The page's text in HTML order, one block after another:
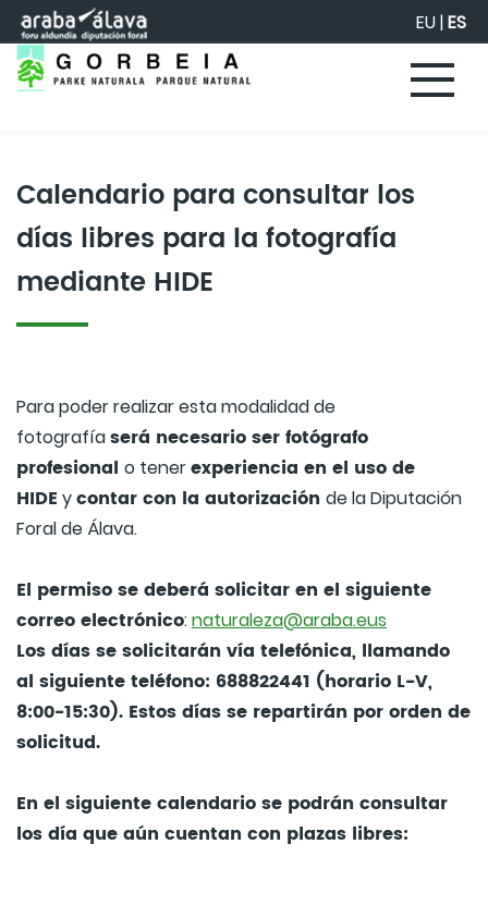
Saltar al contenido principal EU|ES
Calendario para consultar los
días libres para la fotografía
mediante HIDE
Para poder realizar esta modalidad de
fotografíaserá necesario ser fotógrafo
profesional o tenerexperiencia en el uso de
HIDE ycontar con la autorización de la Diputación
Foral de Álava.
El permiso se deberá solicitar en el siguiente
correo electrónico:naturaleza@araba.eus
Los días se solicitarán vía telefónica, llamando
al siguiente teléfono: 688822441 (horario L-V,
8:00-15:30). Estos días se repartirán por orden de
solicitud.
En el siguiente calendario se podrán consultar
los día que aún cuentan con plazas libres: